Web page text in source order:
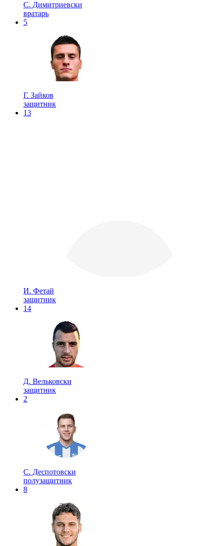
С. Димитриевски
вратарь
5
Г. Зайков
защитник
13
И. Фетай
защитник
14
Д. Вельковски
защитник
2
С. Деспотовски
полузащитник
8